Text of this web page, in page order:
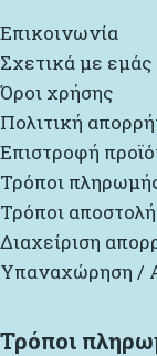
Επικοινωνία
Σχετικά με εμάς
Όροι χρήσης
Πολιτική
Επιστροφή
Τρόποι
Τρόποι
Διαχείριση
Υπαναχώρηση /
Τρόποι